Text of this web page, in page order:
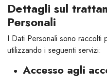
Dettagli sul
Personali
I Dati Personali sono raccolti
utilizzando i seguenti servizi:
Accesso agli